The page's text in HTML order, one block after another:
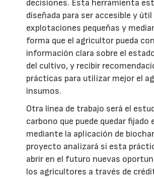
decisiones. Esta herramienta
diseñada para ser accesible y útil
explotaciones pequeñas y
forma que el agricultor pueda
información clara sobre el
del cultivo, y recibir
prácticas para utilizar mejor el
insumos.
Otra línea de trabajo será el
carbono que puede quedar fijado
mediante la aplicación de
proyecto analizará si esta
abrir en el futuro nuevas
los agricultores a través de